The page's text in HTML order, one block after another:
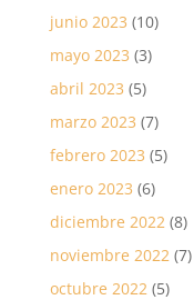
junio 2023 (10)
mayo 2023 (3)
abril 2023 (5)
marzo 2023 (7)
febrero 2023 (5)
enero 2023 (6)
diciembre 2022 (8)
noviembre 2022 (7)
octubre 2022 (5)